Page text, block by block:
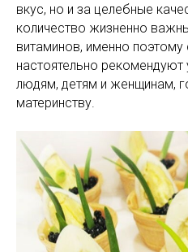
вкус, но и за целебные
количество жизненно
витаминов, именно
настоятельно
людям, детям и женщинам,
материнству.